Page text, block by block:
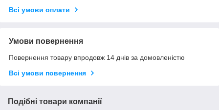
Всі умови оплати
Умови повернення
Повернення товару впродовж 14 днів за домовленістю
Всі умови повернення
Подібні товари компанії